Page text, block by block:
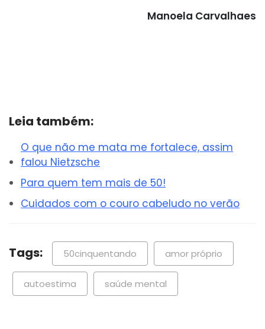
Manoela Carvalhaes
Leia também:
O que não me mata me fortalece, assim
falou Nietzsche
Para quem tem mais de 50!
Cuidados com o couro cabeludo no verão
Tags: 50cinquentando amor próprio
autoestima saúde mental